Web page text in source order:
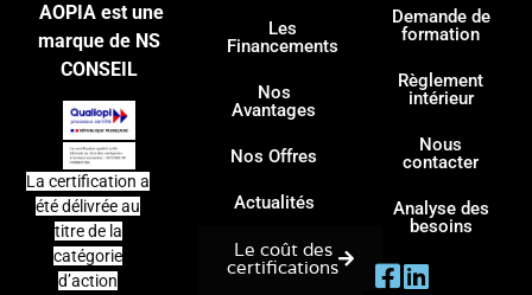
AOPIA est une
marque de NS
CONSEIL
La certification a
été délivrée au
titre de la
catégorie
d’action
Les
Financements
Nos
Avantages
Nos Offres
Actualités
Le coût des
certifications
Demande de
formation
Règlement
intérieur
Nous
contacter
Analyse des
besoins